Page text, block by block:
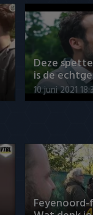
Deze
is de
10 juni 2021
Feyenoord-